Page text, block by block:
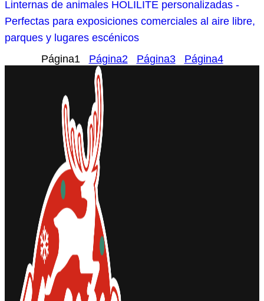
Linternas de animales HOLILITE personalizadas -
Perfectas para exposiciones comerciales al aire libre,
parques y lugares escénicos
Página1 Página2 Página3 Página4